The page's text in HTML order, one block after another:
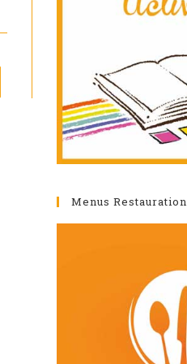
à la page suivante
Menus Restauration